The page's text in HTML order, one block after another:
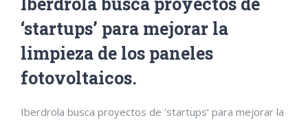
‘startups’ para mejorar la
limpieza de los paneles
fotovoltaicos.
Iberdrola busca proyectos de ‘startups’ para mejorar la